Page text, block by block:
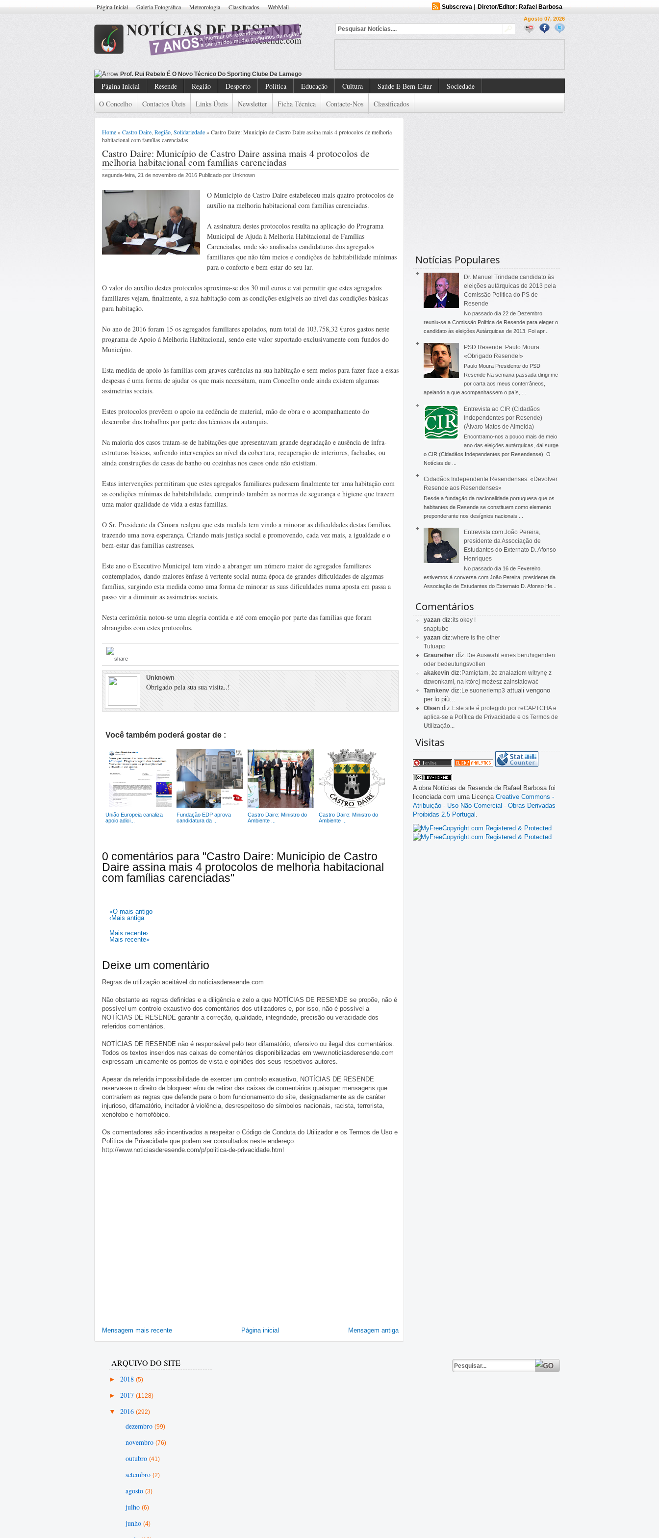
Página Inicial Galeria Fotográfica Meteorologia Classificados WebMail Subscreva| Diretor/Editor: Rafael Barbosa
Agosto 07, 2026
Prof. Rui Rebelo É O Novo Técnico Do Sporting Clube De Lamego
Página Inicial Resende Região Desporto Política Educação Cultura Saúde E Bem-Estar
Sociedade
O Concelho
Contactos Úteis Links Úteis Newsletter Ficha Técnica Contacte-Nos Classificados
Home»Castro Daire Região Solidariedade» Castro Daire: Município de Castro Daire assina mais 4 protocolos de melhoria
habitacional com famílias carenciadas
Castro Daire: Município de Castro Daire assina mais 4 protocolos de
melhoria habitacional com famílias carenciadas
segunda-feira, 21 de novembro de 2016 Publicado por Unknown
O Município de Castro Daire estabeleceu mais quatro protocolos de
auxílio na melhoria habitacional com famílias carenciadas.
A assinatura destes protocolos resulta na aplicação do Programa
Municipal de Ajuda à Melhoria Habitacional de Famílias
Carenciadas, onde são analisadas candidaturas dos agregados
familiares que não têm meios e condições de habitabilidade mínimas
para o conforto e bem-estar do seu lar.
O valor do auxílio destes protocolos aproxima-se dos 30 mil euros e vai permitir que estes agregados
familiares vejam, finalmente, a sua habitação com as condições exigíveis ao nível das condições básicas
para habitação.
No ano de 2016 foram 15 os agregados familiares apoiados, num total de 103.758,32 €uros gastos neste
programa de Apoio á Melhoria Habitacional, sendo este valor suportado exclusivamente com fundos do
Município.
Esta medida de apoio às famílias com graves carências na sua habitação e sem meios para fazer face a essas
despesas é uma forma de ajudar os que mais necessitam, num Concelho onde ainda existem algumas
assimetrias sociais.
Estes protocolos prevêem o apoio na cedência de material, mão de obra e o acompanhamento do
desenrolar dos trabalhos por parte dos técnicos da autarquia.
Na maioria dos casos tratam-se de habitações que apresentavam grande degradação e ausência de infra-
estruturas básicas, sofrendo intervenções ao nível da cobertura, recuperação de interiores, fachadas, ou
ainda construções de casas de banho ou cozinhas nos casos onde não existiam.
Estas intervenções permitiram que estes agregados familiares pudessem finalmente ter uma habitação com
as condições mínimas de habitabilidade, cumprindo também as normas de segurança e higiene que trazem
uma maior qualidade de vida a estas famílias.
O Sr. Presidente da Câmara realçou que esta medida tem vindo a minorar as dificuldades destas famílias,
trazendo uma nova esperança. Criando mais justiça social e promovendo, cada vez mais, a igualdade e o
bem-estar das famílias castrenses.
Este ano o Executivo Municipal tem vindo a abranger um número maior de agregados familiares
contemplados, dando maiores ênfase á vertente social numa época de grandes dificuldades de algumas
famílias, surgindo esta medida como uma forma de minorar as suas dificuldades numa aposta em passa a
passo vir a diminuir as assimetrias sociais.
Nesta cerimónia notou-se uma alegria contida e até com emoção por parte das famílias que foram
abrangidas com estes protocolos.
Unknown
Obrigado pela sua sua visita..!
Você também poderá gostar de :
União Europeia canaliza
apoio adici...
Fundação EDP aprova
candidatura da ...
Castro Daire: Ministro do
Ambiente ...
Castro Daire: Ministro do
Ambiente ...
0 comentários para "Castro Daire: Município de Castro
Daire assina mais 4 protocolos de melhoria habitacional
com famílias carenciadas"
«O mais antigo
‹Mais antiga
Mais recente›
Mais recente»
Deixe um comentário
Regras de utilização aceitável do noticiasderesende.com
Não obstante as regras definidas e a diligência e zelo a que NOTÍCIAS DE RESENDE se propõe, não é
possível um controlo exaustivo dos comentários dos utilizadores e, por isso, não é possível a
NOTÍCIAS DE RESENDE garantir a correção, qualidade, integridade, precisão ou veracidade dos
referidos comentários.
NOTÍCIAS DE RESENDE não é responsável pelo teor difamatório, ofensivo ou ilegal dos comentários.
Todos os textos inseridos nas caixas de comentários disponibilizadas em www.noticiasderesende.com
expressam unicamente os pontos de vista e opiniões dos seus respetivos autores.
Apesar da referida impossibilidade de exercer um controlo exaustivo, NOTÍCIAS DE RESENDE
reserva-se o direito de bloquear e/ou de retirar das caixas de comentários quaisquer mensagens que
contrariem as regras que defende para o bom funcionamento do site, designadamente as de caráter
injurioso, difamatório, incitador à violência, desrespeitoso de símbolos nacionais, racista, terrorista,
xenófobo e homofóbico.
Os comentadores são incentivados a respeitar o Código de Conduta do Utilizador e os Termos de Uso e
Política de Privacidade que podem ser consultados neste endereço:
http://www.noticiasderesende.com/p/politica-de-privacidade.html
Mensagem mais recente Mensagem antiga
Página inicial
Notícias Populares
Dr. Manuel Trindade candidato às
eleições autárquicas de 2013 pela
Comissão Política do PS de
Resende
No passado dia 22 de Dezembro
reuniu-se a Comissão Política de Resende para eleger o
candidato às eleições Autárquicas de 2013. Foi apr...
PSD Resende: Paulo Moura:
«Obrigado Resende!»
Paulo Moura Presidente do PSD
Resende Na semana passada dirigi-me
por carta aos meus conterrâneos,
apelando a que acompanhassem o país, ...
Entrevista ao CIR (Cidadãos
Independentes por Resende)
(Álvaro Matos de Almeida)
Encontramo-nos a pouco mais de meio
ano das eleições autárquicas, dai surge
o CIR (Cidadãos Independentes por Resendense). O
Notícias de ...
Cidadãos Independente Resendenses: «Devolver
Resende aos Resendenses»
Desde a fundação da nacionalidade portuguesa que os
habitantes de Resende se constituem como elemento
preponderante nos desígnios nacionais ...
Entrevista com João Pereira,
presidente da Associação de
Estudantes do Externato D. Afonso
Henriques
No passado dia 16 de Fevereiro,
estivemos à conversa com João Pereira, presidente da
Associação de Estudantes do Externato D. Afonso He...
Comentários
yazan diz:its okey !
snaptube
yazan diz:where is the other
Tutuapp
Graureiher diz:Die Auswahl eines beruhigenden
oder bedeutungsvollen
akakevin diz:Pamiętam, że znalazłem witrynę z
dzwonkami, na której możesz zainstalować
Tamkenv diz:Le suoneriemp3 attuali vengono
per lo più...
Olsen diz:Este site é protegido por reCAPTCHA e
aplica-se a Política de Privacidade e os Termos de
Utilização...
Visitas
A obra Notícias de Resende de Rafael Barbosa foi
licenciada com uma Licença Creative Commons -
Atribuição - Uso Não-Comercial - Obras Derivadas
Proibidas 2.5 Portugal
ARQUIVO DO SITE
► 2018 (5)
► 2017 (1128)
▼ 2016 (292)
dezembro (99)
novembro (76)
outubro (41)
setembro (2)
agosto (3)
julho (6)
junho (4)